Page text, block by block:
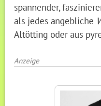
spannender,
als jedes angebliche
Altötting oder aus p
Anzeige